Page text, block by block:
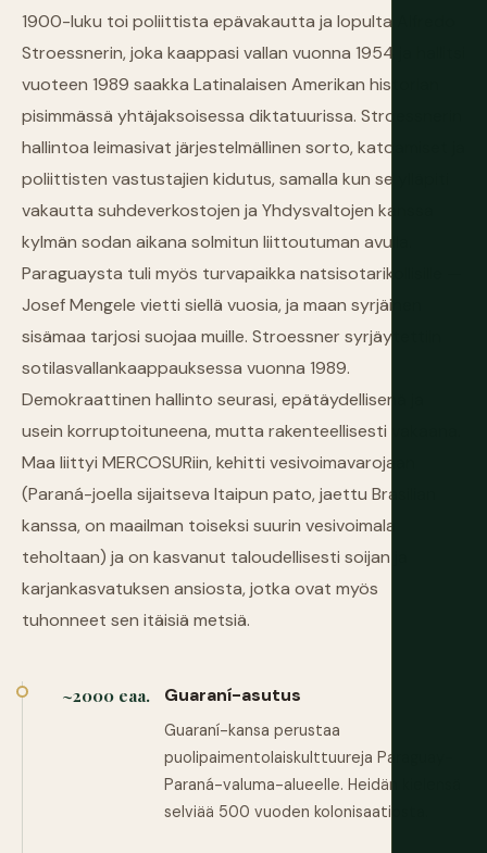
1900-luku toi poliittista epävakautta ja lopulta Alfredo
Stroessnerin, joka kaappasi vallan vuonna 1954 ja hallitsi
vuoteen 1989 saakka Latinalaisen Amerikan historian
pisimmässä yhtäjaksoisessa diktatuurissa. Stroessnerin
hallintoa leimasivat järjestelmällinen sorto, katoamiset ja
poliittisten vastustajien kidutus, samalla kun se ylläpiti
vakautta suhdeverkostojen ja Yhdysvaltojen kanssa
kylmän sodan aikana solmitun liittoutuman avulla.
Paraguaysta tuli myös turvapaikka natsisotarikollisille —
Josef Mengele vietti siellä vuosia, ja maan syrjäinen
sisämaa tarjosi suojaa muille. Stroessner syrjäytettiin
sotilasvallankaappauksessa vuonna 1989.
Demokraattinen hallinto seurasi, epätäydellisenä ja
usein korruptoituneena, mutta rakenteellisesti vakaana.
Maa liittyi MERCOSURiin, kehitti vesivoimavarojaan
(Paraná-joella sijaitseva Itaipun pato, jaettu Brasilian
kanssa, on maailman toiseksi suurin vesivoimala
teholtaan) ja on kasvanut taloudellisesti soijan ja
karjankasvatuksen ansiosta, jotka ovat myös
tuhonneet sen itäisiä metsiä.
~2000 eaa. Guaraní-asutus
Guaraní-kansa perustaa
puolipaimentolaiskulttuureja Paraguay-
Paraná-valuma-alueelle. Heidän kielensä
selviää 500 vuoden kolonisaatiosta.